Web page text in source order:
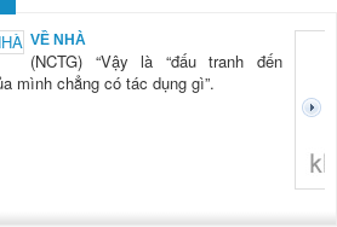
là “đấu tranh đến
tác dụng gì”.